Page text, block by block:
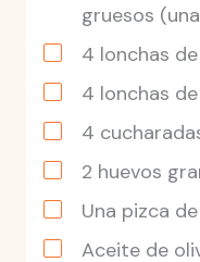
gruesos
4 lonchas
4 lonchas
4
2 huevos
Una pizca
Aceite de